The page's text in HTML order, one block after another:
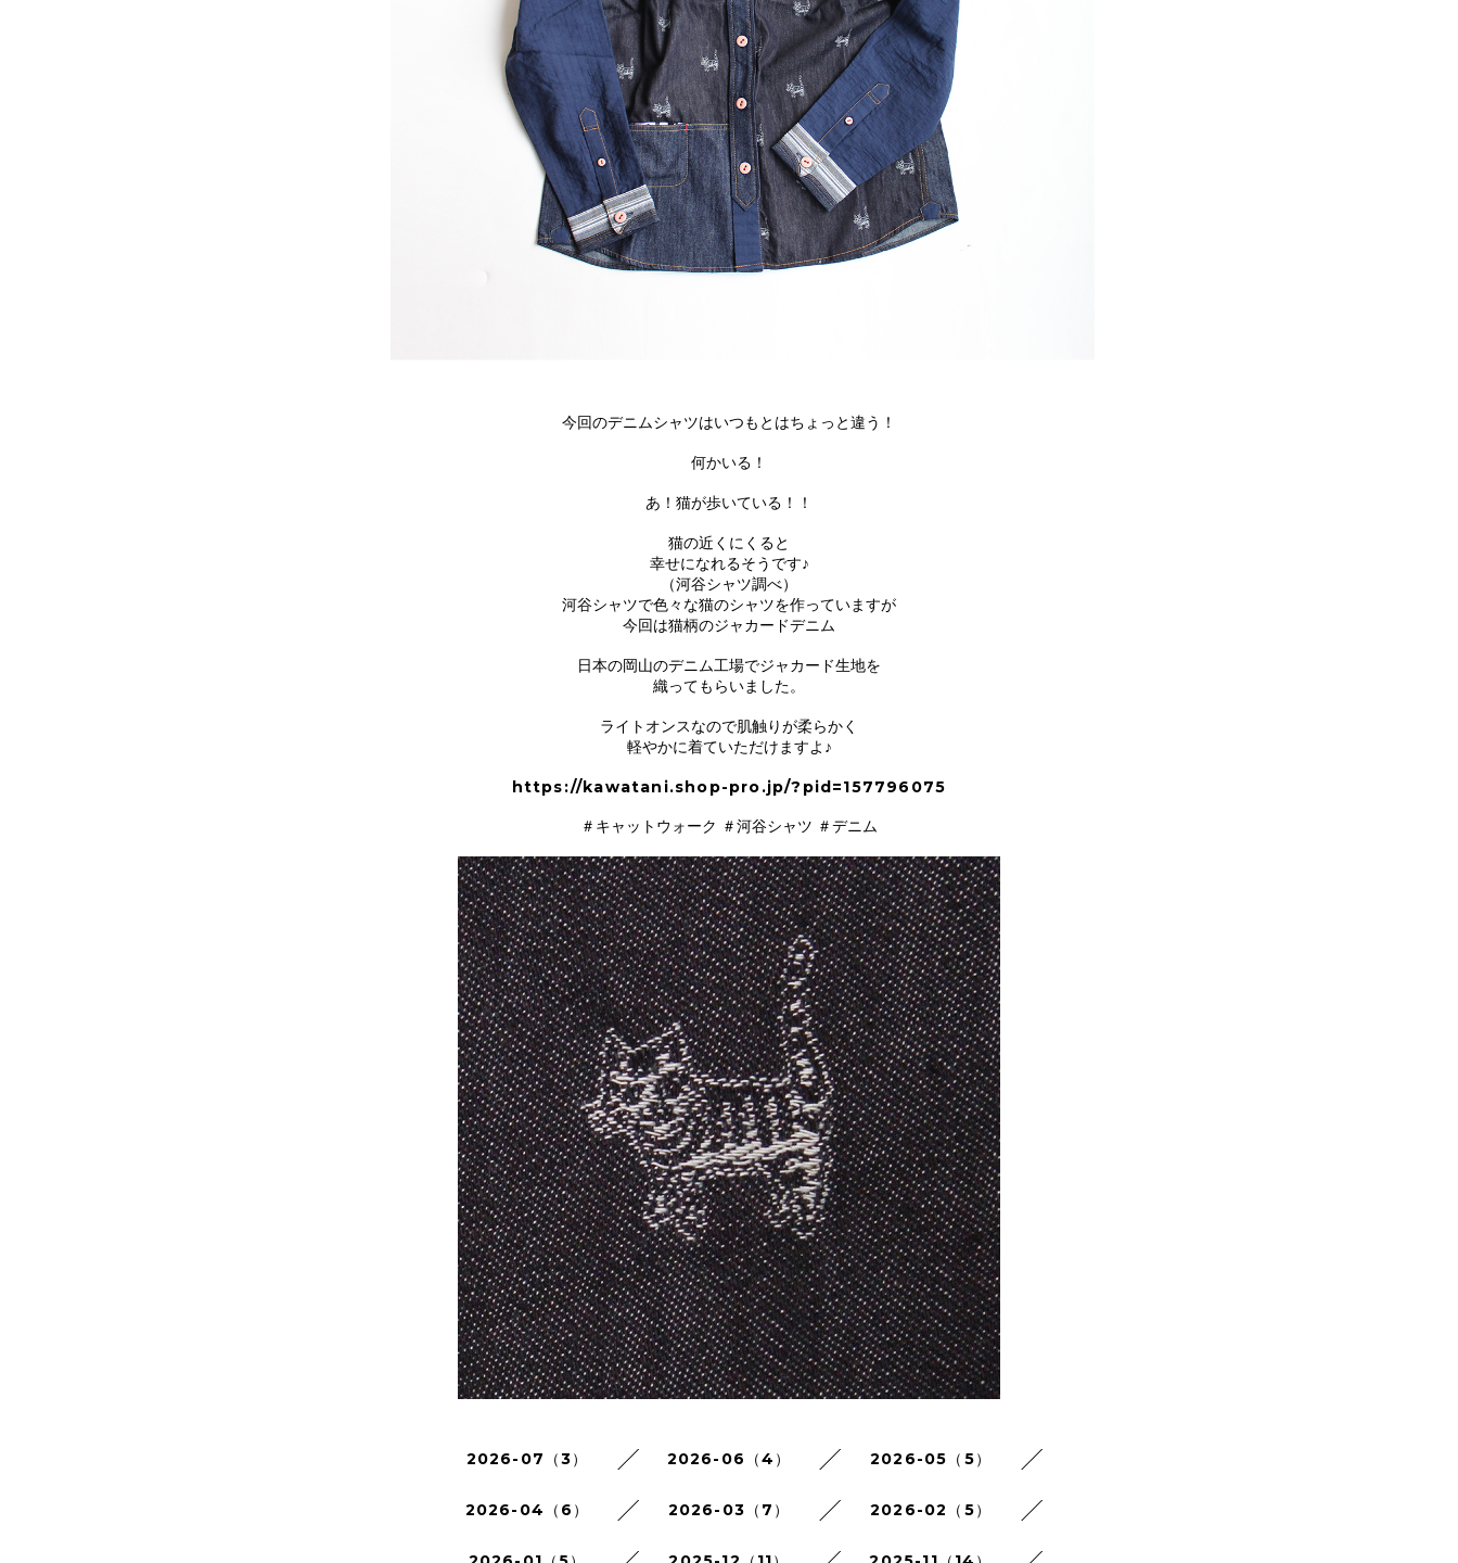
今回のデニムシャツはいつもとはちょっと違う！
何かいる！
あ！猫が歩いている！！
猫の近くにくると
幸せになれるそうです♪
（河谷シャツ調べ）
河谷シャツで色々な猫のシャツを作っていますが
今回は猫柄のジャカードデニム
日本の岡山のデニム工場でジャカード生地を
織ってもらいました。
ライトオンスなので肌触りが柔らかく
軽やかに着ていただけますよ♪
https://kawatani.shop-pro.jp/?pid=157796075
＃キャットウォーク ＃河谷シャツ ＃デニム
2026-07（3） 2026-06（4） 2026-05（5）
2026-04（6） 2026-03（7） 2026-02（5）